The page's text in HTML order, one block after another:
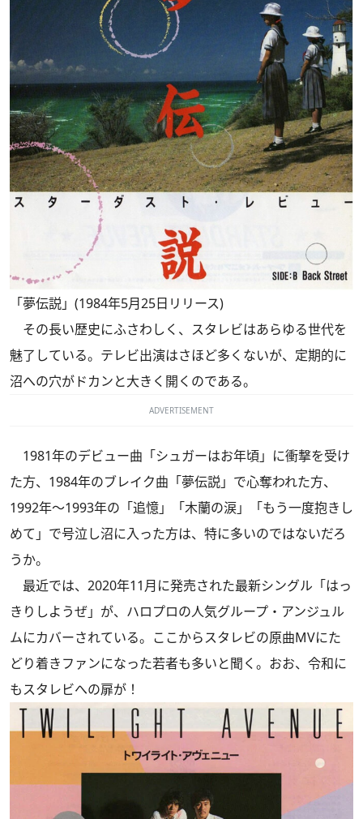
「夢伝説」(1984年5月25日リリース)
その長い歴史にふさわしく、スタレビはあらゆる世代を
魅了している。テレビ出演はさほど多くないが、定期的に
沼への穴がドカンと大きく開くのである。
ADVERTISEMENT
1981年のデビュー曲「シュガーはお年頃」に衝撃を受け
た方、1984年のブレイク曲「夢伝説」で心奪われた方、
1992年～1993年の「追憶」「木蘭の涙」「もう一度抱きし
めて」で号泣し沼に入った方は、特に多いのではないだろ
うか。
最近では、2020年11月に発売された最新シングル「はっ
きりしようぜ」が、ハロプロの人気グループ・アンジュル
ムにカバーされている。ここからスタレビの原曲MVにた
どり着きファンになった若者も多いと聞く。おお、令和に
もスタレビへの扉が！